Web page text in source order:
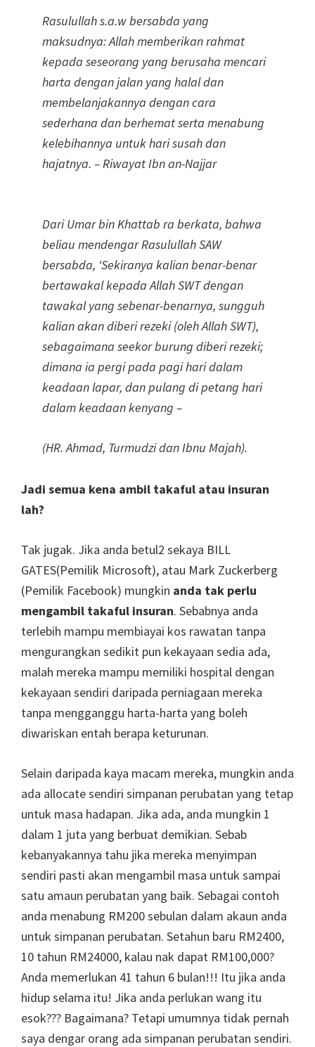
Rasulullah s.a.w bersabda yang
maksudnya: Allah memberikan rahmat
kepada seseorang yang berusaha mencari
harta dengan jalan yang halal dan
membelanjakannya dengan cara
sederhana dan berhemat serta menabung
kelebihannya untuk hari susah dan
hajatnya. – Riwayat Ibn an-Najjar
Dari Umar bin Khattab ra berkata, bahwa
beliau mendengar Rasulullah SAW
bersabda, ‘Sekiranya kalian benar-benar
bertawakal kepada Allah SWT dengan
tawakal yang sebenar-benarnya, sungguh
kalian akan diberi rezeki (oleh Allah SWT),
sebagaimana seekor burung diberi rezeki;
dimana ia pergi pada pagi hari dalam
keadaan lapar, dan pulang di petang hari
dalam keadaan kenyang –
(HR. Ahmad, Turmudzi dan Ibnu Majah).
Jadi semua kena ambil takaful atau insuran
lah?
Tak jugak. Jika anda betul2 sekaya BILL
GATES(Pemilik Microsoft), atau Mark Zuckerberg
(Pemilik Facebook) mungkin anda tak perlu
mengambil takaful insuran. Sebabnya anda
terlebih mampu membiayai kos rawatan tanpa
mengurangkan sedikit pun kekayaan sedia ada,
malah mereka mampu memiliki hospital dengan
kekayaan sendiri daripada perniagaan mereka
tanpa mengganggu harta-harta yang boleh
diwariskan entah berapa keturunan.
Selain daripada kaya macam mereka, mungkin anda
ada allocate sendiri simpanan perubatan yang tetap
untuk masa hadapan. Jika ada, anda mungkin 1
dalam 1 juta yang berbuat demikian. Sebab
kebanyakannya tahu jika mereka menyimpan
sendiri pasti akan mengambil masa untuk sampai
satu amaun perubatan yang baik. Sebagai contoh
anda menabung RM200 sebulan dalam akaun anda
untuk simpanan perubatan. Setahun baru RM2400,
10 tahun RM24000, kalau nak dapat RM100,000?
Anda memerlukan 41 tahun 6 bulan!!! Itu jika anda
hidup selama itu! Jika anda perlukan wang itu
esok??? Bagaimana? Tetapi umumnya tidak pernah
saya dengar orang ada simpanan perubatan sendiri.